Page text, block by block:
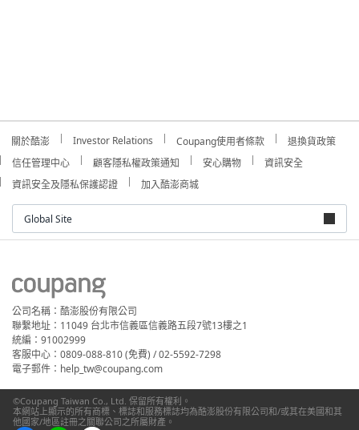
關於酷澎 Investor Relations Coupang使用者條款
退換貨政策
信任管理中心
顧客隱私權政策通知 安心購物
資訊安全
資訊安全及隱私保護認證
加入酷澎商城
Global Site
公司名稱：酷澎股份有限公司
聯繫地址：11049 台北市信義區信義路五段7號13樓之1
統編：91002999
客服中心：0809-088-810 (免費) / 02-5592-7298
電子郵件：help_tw@coupang.com
©Coupang Taiwan Co., Ltd. 保留所有權利。
本網站上顯示的所有商標、標誌和服務標誌均為酷澎股份有限公司和/或其在美國和其
他國家/地區註冊之關聯公司之所屬財產。